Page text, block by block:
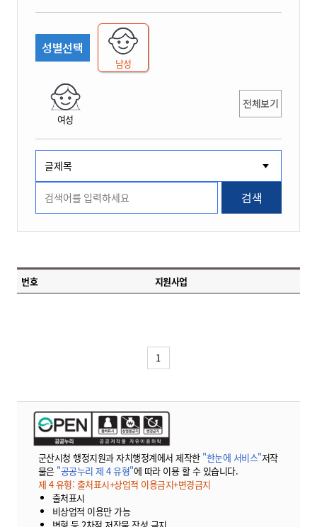
성별선택
남성
여성
전체보기
검색
번호 지원사업
1
군산시청 행정지원과 자치행정계에서 제작한 "한눈에 서비스"저작
물은 "공공누리 제 4 유형"에 따라 이용 할 수 있습니다.
제 4 유형: 출처표시+상업적 이용금지+변경금지
출처표시
비상업적 이용만 가능